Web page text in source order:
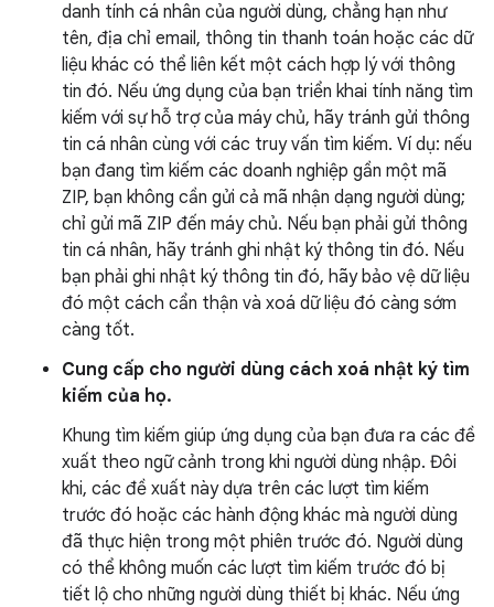
danh tính cá nhân của người dùng, chẳng hạn như
tên, địa chỉ email, thông tin thanh toán hoặc các dữ
liệu khác có thể liên kết một cách hợp lý với thông
tin đó. Nếu ứng dụng của bạn triển khai tính năng tìm
kiếm với sự hỗ trợ của máy chủ, hãy tránh gửi thông
tin cá nhân cùng với các truy vấn tìm kiếm. Ví dụ: nếu
bạn đang tìm kiếm các doanh nghiệp gần một mã
ZIP, bạn không cần gửi cả mã nhận dạng người dùng;
chỉ gửi mã ZIP đến máy chủ. Nếu bạn phải gửi thông
tin cá nhân, hãy tránh ghi nhật ký thông tin đó. Nếu
bạn phải ghi nhật ký thông tin đó, hãy bảo vệ dữ liệu
đó một cách cẩn thận và xoá dữ liệu đó càng sớm
càng tốt.
Cung cấp cho người dùng cách xoá nhật ký tìm
kiếm của họ.
Khung tìm kiếm giúp ứng dụng của bạn đưa ra các đề
xuất theo ngữ cảnh trong khi người dùng nhập. Đôi
khi, các đề xuất này dựa trên các lượt tìm kiếm
trước đó hoặc các hành động khác mà người dùng
đã thực hiện trong một phiên trước đó. Người dùng
có thể không muốn các lượt tìm kiếm trước đó bị
tiết lộ cho những người dùng thiết bị khác. Nếu ứng